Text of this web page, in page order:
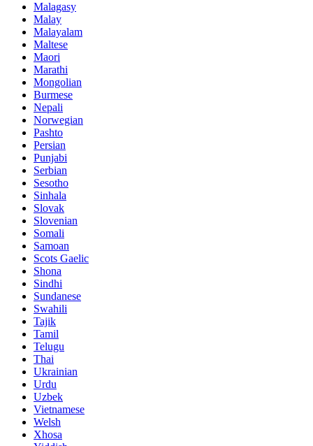
Malagasy
Malay
Malayalam
Maltese
Maori
Marathi
Mongolian
Burmese
Nepali
Norwegian
Pashto
Persian
Punjabi
Serbian
Sesotho
Sinhala
Slovak
Slovenian
Somali
Samoan
Scots Gaelic
Shona
Sindhi
Sundanese
Swahili
Tajik
Tamil
Telugu
Thai
Ukrainian
Urdu
Uzbek
Vietnamese
Welsh
Xhosa